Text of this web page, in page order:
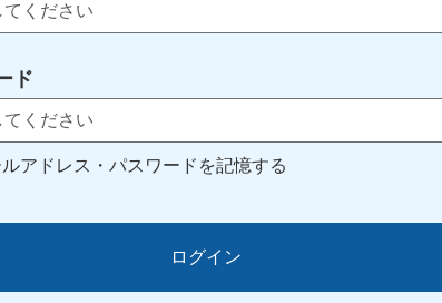
ド
ルアドレス・パスワードを記憶する
ログイン